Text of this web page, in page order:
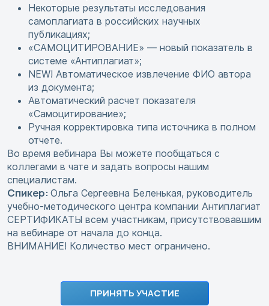
Некоторые результаты исследования
самоплагиата в российских научных
публикациях;
«САМОЦИТИРОВАНИЕ» — новый показатель в
системе «Антиплагиат»;
NEW! Автоматическое извлечение ФИО автора
из документа;
Автоматический расчет показателя
«Самоцитирование»;
Ручная корректировка типа источника в полном
отчете.
Во время вебинара Вы можете пообщаться с
коллегами в чате и задать вопросы нашим
специалистам.
Спикер: Ольга Сергеевна Беленькая, руководитель
учебно-методического центра компании Антиплагиат
СЕРТИФИКАТЫ всем участникам, присутствовавшим
на вебинаре от начала до конца.
ВНИМАНИЕ! Количество мест ограничено.
ПРИНЯТЬ УЧАСТИЕ